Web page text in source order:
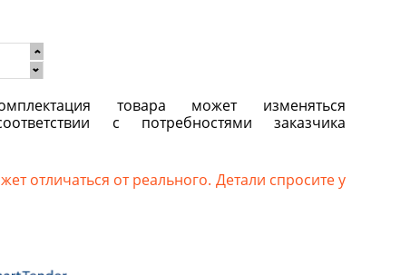
товара может изменяться
с потребностями заказчика
отличаться от реального. Детали спросите у